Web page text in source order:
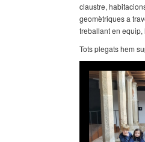
claustre,
geomètriques a
treballant en
Tots plegats hem